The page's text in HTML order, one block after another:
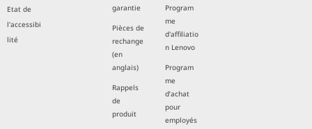
Etat de
l'accessibi
lité
garantie
Pièces de
rechange
(en
anglais)
Rappels
de
produit
Program
me
d'affiliatio
n Lenovo
Program
me
d’achat
pour
employés